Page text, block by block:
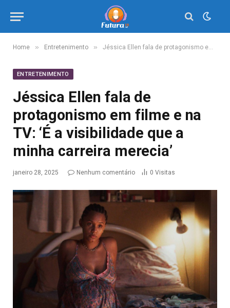
Home » Entretenimento » Jéssica Ellen fala de protagonismo em filme e na TV: ‘É a visibilidade que a minha carreira merecia’
ENTRETENIMENTO
Jéssica Ellen fala de
protagonismo em filme e na
TV: ‘É a visibilidade que a
minha carreira merecia’
janeiro 28, 2025 Nenhum comentário 0 Visitas